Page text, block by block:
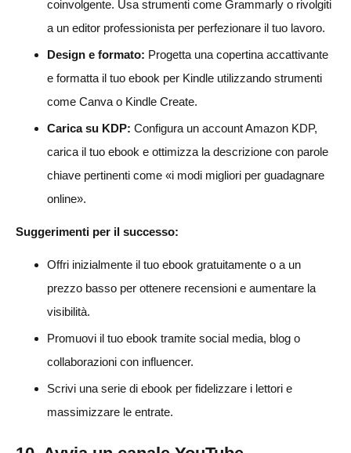
coinvolgente. Usa strumenti come Grammarly o rivolgiti
a un editor professionista per perfezionare il tuo lavoro.
Design e formato: Progetta una copertina accattivante
e formatta il tuo ebook per Kindle utilizzando strumenti
come Canva o Kindle Create.
Carica su KDP: Configura un account Amazon KDP,
carica il tuo ebook e ottimizza la descrizione con parole
chiave pertinenti come «i modi migliori per guadagnare
online».
Suggerimenti per il successo:
Offri inizialmente il tuo ebook gratuitamente o a un
prezzo basso per ottenere recensioni e aumentare la
visibilità.
Promuovi il tuo ebook tramite social media, blog o
collaborazioni con influencer.
Scrivi una serie di ebook per fidelizzare i lettori e
massimizzare le entrate.